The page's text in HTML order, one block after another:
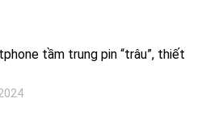
tầm trung pin “trâu”, thiết